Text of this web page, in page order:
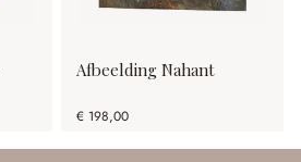
Afbeelding Nahant
€ 198,00